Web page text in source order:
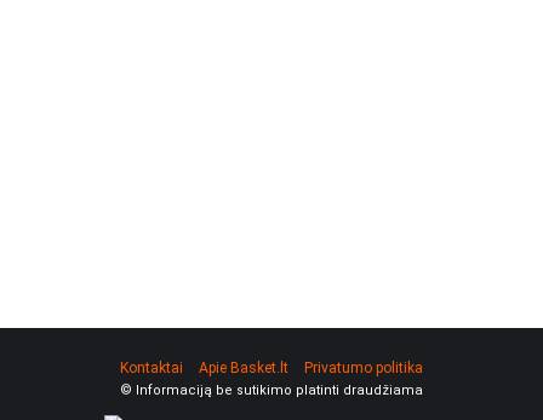
Kontaktai Apie Basket.lt Privatumo politika
© Informaciją be sutikimo platinti draudžiama